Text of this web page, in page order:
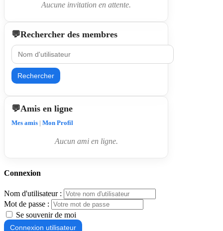
Aucune invitation en attente.
Rechercher des membres
Rechercher
Amis en ligne
Mes amis | Mon Profil
Aucun ami en ligne.
Connexion
Nom d'utilisateur :
Mot de passe :
Se souvenir de moi